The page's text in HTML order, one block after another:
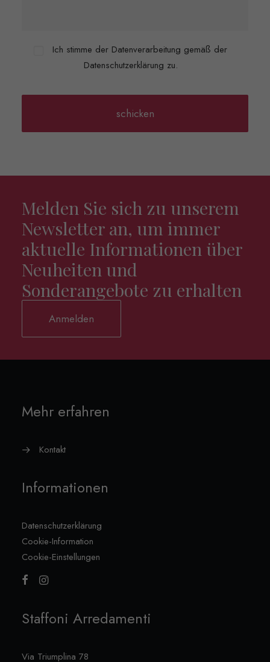
Ich stimme der Datenverarbeitung gemäß der
Datenschutzerklärung zu.
Melden Sie sich zu unserem
Newsletter an, um immer
aktuelle Informationen über
Neuheiten und
Sonderangebote zu erhalten
Anmelden
Mehr erfahren
Kontakt
Informationen
Datenschutzerklärung
Cookie-Information
Cookie-Einstellungen
Staffoni Arredamenti
Via Triumplina 78